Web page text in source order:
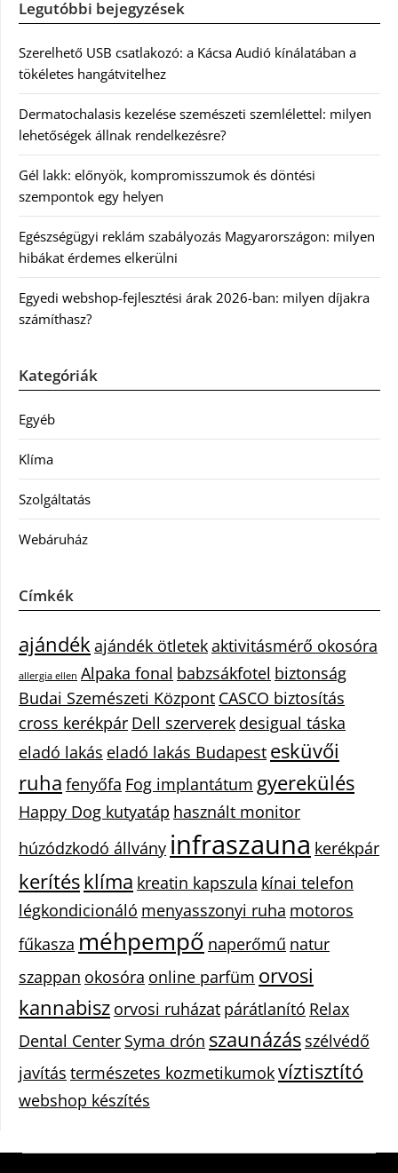
Legutóbbi bejegyzések
Szerelhető USB csatlakozó: a Kácsa Audió kínálatában a
tökéletes hangátvitelhez
Dermatochalasis kezelése szemészeti szemlélettel: milyen
lehetőségek állnak rendelkezésre?
Gél lakk: előnyök, kompromisszumok és döntési
szempontok egy helyen
Egészségügyi reklám szabályozás Magyarországon: milyen
hibákat érdemes elkerülni
Egyedi webshop-fejlesztési árak 2026-ban: milyen díjakra
számíthasz?
Kategóriák
Egyéb
Klíma
Szolgáltatás
Webáruház
Címkék
ajándékajándék ötletekaktivitásmérő okosóra
allergia ellen Alpaka fonal babzsákfotel biztonság
Budai Szemészeti Központ CASCO biztosítás
cross kerékpár Dell szerverek desigual táska
eladó lakás eladó lakás Budapest esküvői
ruha fenyőfa Fog implantátum gyerekülés
Happy Dog kutyatáp használt monitor
húzódzkodó állvány infraszauna kerékpár
kerítésklíma kreatin kapszula kínai telefon
légkondicionáló menyasszonyi ruha motoros
fűkasza méhpempő naperőmű natur
szappan okosóra online parfüm orvosi
kannabisz orvosi ruházat párátlanító Relax
Dental Center Syma drón szaunázás szélvédő
javítás természetes kozmetikumokvíztisztító
webshop készítés